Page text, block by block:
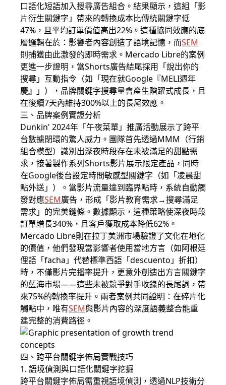
口語化短語加入搜尋廣告組合。結果顯示，這組「影
片衍生關鍵字」帶來的轉換成本比傳統關鍵字低
47%，且平均訂單價值高出22%。這種協同效應的底
層邏輯在於：影響者內容創造了語境記憶，而SEM
則捕獲由此激發的即時需求。Mercado Libre的案例
更進一步證明，當Shorts廣告結尾採用「說出你的
搜尋」互動指令（如「現在就Google『MELI週年
慶』」），品牌關鍵字搜尋量會產生階躍式成長，且
在後續7天內維持300%以上的長尾效應。
三、品牌案例實證分析
Dunkin' 2024年「午夜菜單」推廣活動展示了跨平
台數據閉環的驚人威力。團隊首先透過MMM（行銷
組合模型）識別出深夜時段存在未被滿足的甜點需
求，接著製作系列Shorts影片展示限定產品，同時
在Google後台設定時間敏感型關鍵字（如「凌晨甜
點外送」）。當影片流量達到臨界點時，系統自動觸
發對應SEM廣告，形成「影片教育需求→搜尋滿足
需求」的完美鏈條。數據顯示，這種策略使深夜時段
訂單增長340%，且客戶獲取成本降低62%。
Mercado Libre則在拉丁美洲市場驗證了文化在地化
的價值，他們發現當影響者使用當地方言（如阿根廷
俚語「facha」代替標準西語「descuento」折扣）
時，不僅影片完播率提升，更意外創造出方言關鍵字
的藍海市場——這些未被競爭對手收錄的長尾詞，帶
來75%的轉換率提升。兩者案例共同證明：在碎片化
觸點中，唯有SEM與影片內容的深度語義整合能重
建完整的消費路徑。
四、跨平台關鍵字佈局實戰技巧
1. 語境偵測與口語化關鍵字挖掘
跨平台關鍵字佈局需重視語境偵測，透過NLP技術分